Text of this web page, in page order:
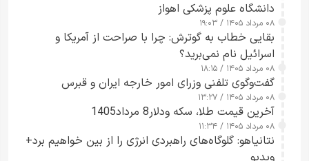
دانشگاه علوم پزشکی اهواز
۰۸ مرداد ۱۴۰۵ / ۱۹:۰۳
بقایی خطاب به گوترش: چرا با صراحت از آمریکا و
اسرائیل نام نمی‌برید؟
۰۸ مرداد ۱۴۰۵ / ۱۸:۱۵
گفت‌وگوی تلفنی وزرای امور خارجه ایران و قبرس
۰۸ مرداد ۱۴۰۵ / ۱۳:۲۷
آخرین قیمت طلا، سکه ودلار8 مرداد1405
۰۸ مرداد ۱۴۰۵ / ۱۱:۳۴
نتانیاهو: گلوگاه‌های راهبردی انرژی را از بین خواهیم برد+
ویدیو